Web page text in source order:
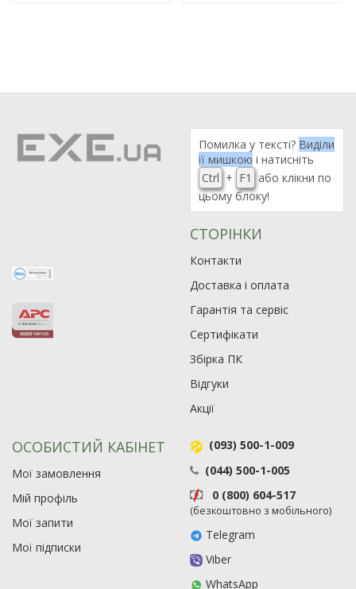
Помилка у тексті? Виділи
її мишкою і натисніть
Ctrl + F1
або клікни по
цьому блоку!
СТОРІНКИ
Контакти
Доставка і оплата
Гарантія та сервіс
Сертифікати
Збірка ПК
Відгуки
Акції
ОСОБИСТИЙ КАБІНЕТ
Мої замовлення
Мій профіль
Мої запити
Мої підписки
(093) 500-1-009
(044) 500-1-005
0 (800) 604-517
(безкоштовно з мобільного)
Telegram
Viber
WhatsApp